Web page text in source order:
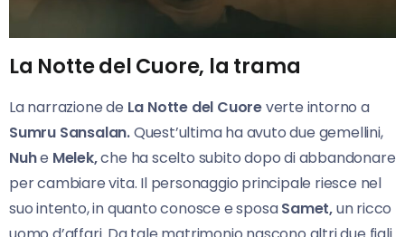
La Notte del Cuore, la trama
La narrazione de La Notte del Cuoreverte intorno a
Sumru Sansalan.Quest’ultima ha avuto due gemellini,
Nuhe Melek,che ha scelto subito dopo di abbandonare
per cambiare vita. Il personaggio principale riesce nel
suo intento, in quanto conosce e sposaSamet,un ricco